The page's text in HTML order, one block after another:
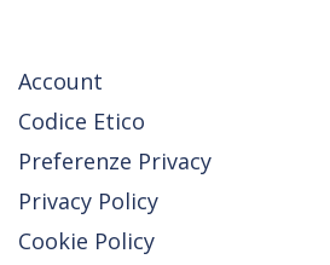
Account
Codice Etico
Preferenze Privacy
Privacy Policy
Cookie Policy